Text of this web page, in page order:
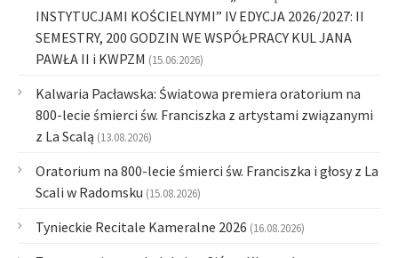
INSTYTUCJAMI KOŚCIELNYMI” IV EDYCJA 2026/2027: II
SEMESTRY, 200 GODZIN WE WSPÓŁPRACY KUL JANA
PAWŁA II i KWPZM (15.06.2026)
Kalwaria Pacławska: Światowa premiera oratorium na
800-lecie śmierci św. Franciszka z artystami związanymi
z La Scalą (13.08.2026)
Oratorium na 800-lecie śmierci św. Franciszka i głosy z La
Scali w Radomsku (15.08.2026)
Tynieckie Recitale Kameralne 2026 (16.08.2026)